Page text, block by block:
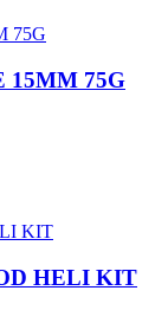
15MM 75G
HELI KIT